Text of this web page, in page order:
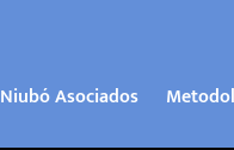
Niubó Asociados